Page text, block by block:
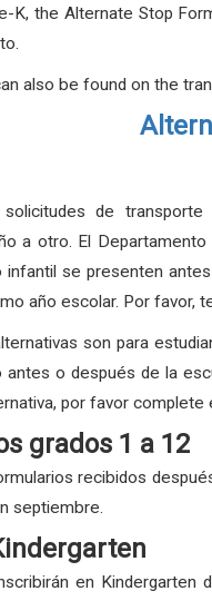
K, the Alternate Stop
also be found on the
de
a otro. El
infantil se presenten
año escolar. Por favor,
son para
antes o después de la
por favor
grados 1 a 12
recibidos
septiembre.
en Kindergarten